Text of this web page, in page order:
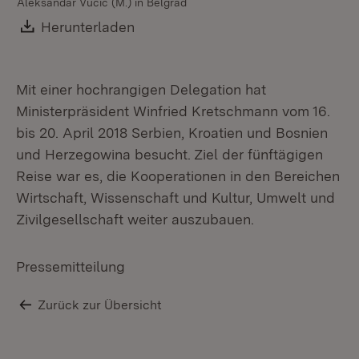
Download:
Herunterladen
Mit einer hochrangigen Delegation hat
Ministerpräsident Winfried Kretschmann vom 16.
bis 20. April 2018 Serbien, Kroatien und Bosnien
und Herzegowina besucht. Ziel der fünftägigen
Reise war es, die Kooperationen in den Bereichen
Wirtschaft, Wissenschaft und Kultur, Umwelt und
Zivilgesellschaft weiter auszubauen.
Pressemitteilung
Zurück zur Übersicht